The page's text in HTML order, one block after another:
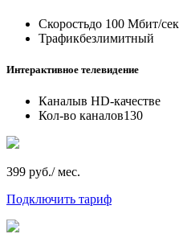
Скоростьдо 100 Мбит/сек
Трафикбезлимитный
Интерактивное телевидение
Каналыв HD-качестве
Кол-во каналов130
399 руб./ мес.
Подключить тариф